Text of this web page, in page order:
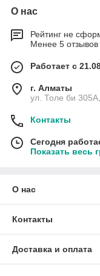
О нас
Рейтинг не
Менее 5 отзывов
Работает с
г. Алматы
ул. Толе би
Контакты
Сегодня
Показать весь
О нас
Контакты
Доставка и оплата